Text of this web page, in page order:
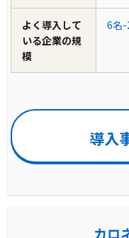
よく導入して
いる企業の規
模
6名-
導入
カロ